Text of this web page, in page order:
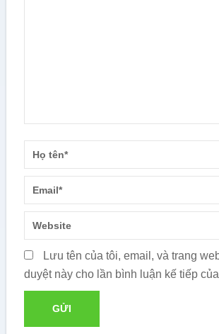
Lưu tên của tôi, email, và trang
duyệt này cho lần bình luận kế tiếp